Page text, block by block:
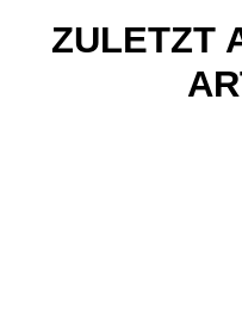
ZULETZT